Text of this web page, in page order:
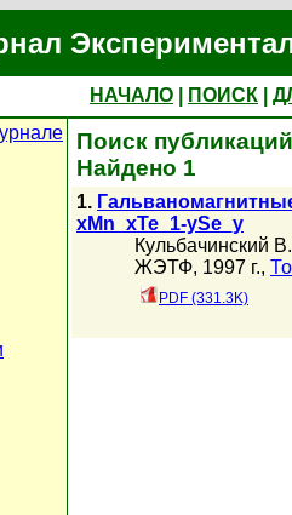
НАЧАЛО ПОИСК
Поиск
Найдено 1
1.
xMn_xTe_1-ySe_y
Кульбачинский
ЖЭТФ, 1997 г.,
PDF (331.3K)